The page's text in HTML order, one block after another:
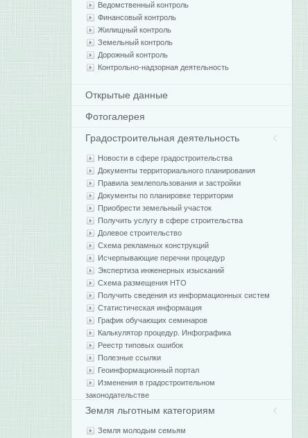
Ведомственный контроль
Финансовый контроль
Жилищный контроль
Земельный контроль
Дорожный контроль
Контрольно-надзорная деятельность
Открытые данные
Фотогалерея
Градостроительная деятельность
Новости в сфере градостроительства
Документы территориального планирования
Правила землепользования и застройки
Документы по планировке территории
Приобрести земельный участок
Получить услугу в сфере строительства
Долевое строительство
Схема рекламных конструкций
Исчерпывающие перечни процедур
Экспертиза инженерных изысканий
Схема размещения НТО
Получить сведения из информационных систем
Статистическая информация
График обучающих семинаров
Калькулятор процедур. Инфографика
Реестр типовых ошибок
Полезные ссылки
Геоинформационный портал
Изменения в градостроительном
законодательстве
Земля льготным категориям
Земля молодым семьям